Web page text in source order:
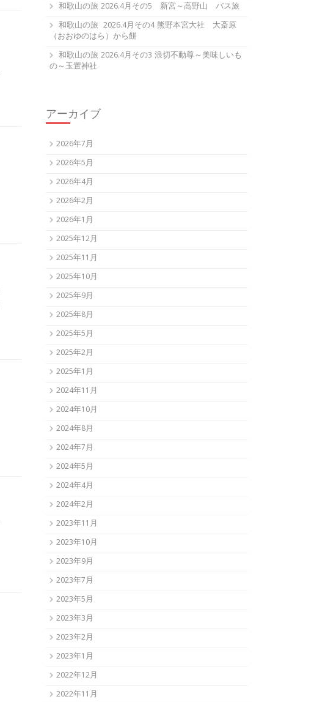
和歌山の旅 2026.4月その5 新宮～高野山 バス旅
和歌山の旅 2026.4月その4 熊野本宮大社 大斎原
（おおゆのはら）から餅
和歌山の旅 2026.4月その3 浪切不動尊～美味しいも
の～玉置神社
アーカイブ
2026年7月
2026年5月
2026年4月
2026年2月
2026年1月
2025年12月
2025年11月
2025年10月
2025年9月
2025年8月
2025年5月
2025年2月
2025年1月
2024年11月
2024年10月
2024年8月
2024年7月
2024年5月
2024年4月
2024年2月
2023年11月
2023年10月
2023年9月
2023年7月
2023年5月
2023年3月
2023年2月
2023年1月
2022年12月
2022年11月